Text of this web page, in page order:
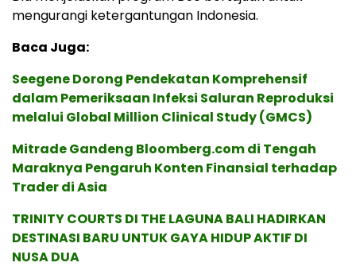
mengurangi ketergantungan Indonesia.
Baca Juga:
Seegene Dorong Pendekatan Komprehensif
dalam Pemeriksaan Infeksi Saluran Reproduksi
melalui Global Million Clinical Study (GMCS)
Mitrade Gandeng Bloomberg.com di Tengah
Maraknya Pengaruh Konten Finansial terhadap
Trader di Asia
TRINITY COURTS DI THE LAGUNA BALI HADIRKAN
DESTINASI BARU UNTUK GAYA HIDUP AKTIF DI
NUSA DUA